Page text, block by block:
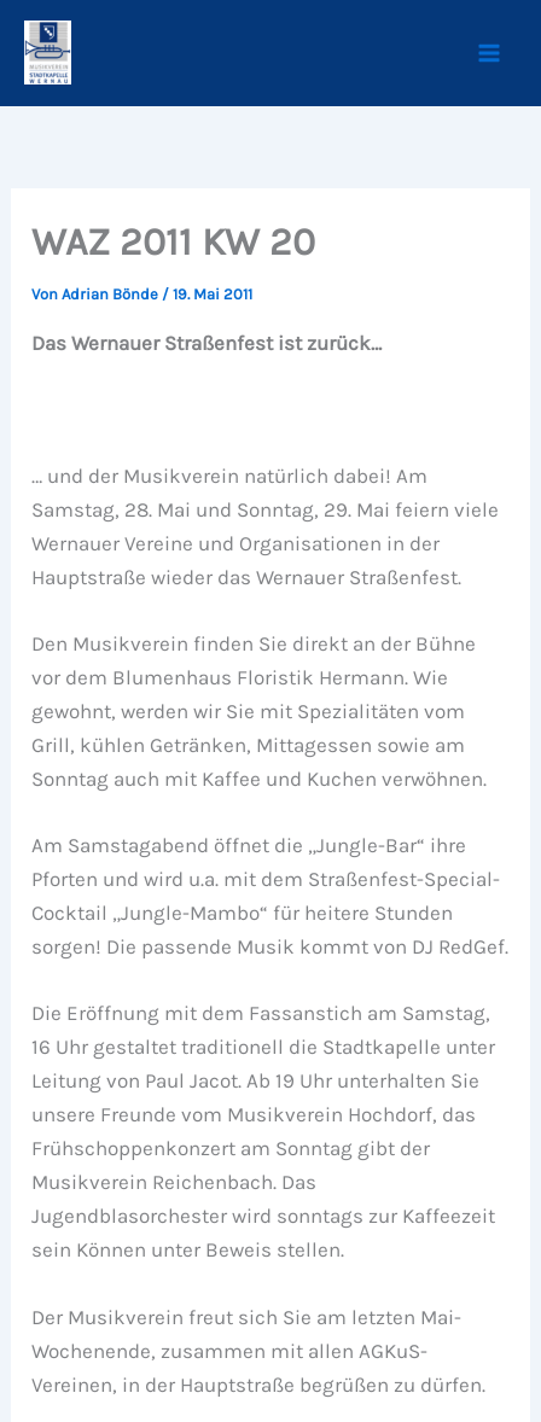
Zum
Inhalt
springen
WAZ 2011 KW 20
VonAdrian Bönde /19. Mai 2011
Das Wernauer Straßenfest ist zurück…
… und der Musikverein natürlich dabei! Am
Samstag, 28. Mai und Sonntag, 29. Mai feiern viele
Wernauer Vereine und Organisationen in der
Hauptstraße wieder das Wernauer Straßenfest.
Den Musikverein finden Sie direkt an der Bühne
vor dem Blumenhaus Floristik Hermann. Wie
gewohnt, werden wir Sie mit Spezialitäten vom
Grill, kühlen Getränken, Mittagessen sowie am
Sonntag auch mit Kaffee und Kuchen verwöhnen.
Am Samstagabend öffnet die „Jungle-Bar“ ihre
Pforten und wird u.a. mit dem Straßenfest-Special-
Cocktail „Jungle-Mambo“ für heitere Stunden
sorgen! Die passende Musik kommt von DJ RedGef.
Die Eröffnung mit dem Fassanstich am Samstag,
16 Uhr gestaltet traditionell die Stadtkapelle unter
Leitung von Paul Jacot. Ab 19 Uhr unterhalten Sie
unsere Freunde vom Musikverein Hochdorf, das
Frühschoppenkonzert am Sonntag gibt der
Musikverein Reichenbach. Das
Jugendblasorchester wird sonntags zur Kaffeezeit
sein Können unter Beweis stellen.
Der Musikverein freut sich Sie am letzten Mai-
Wochenende, zusammen mit allen AGKuS-
Vereinen, in der Hauptstraße begrüßen zu dürfen.